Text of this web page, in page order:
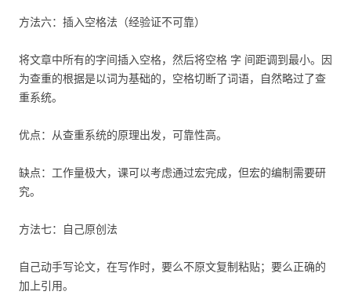
方法六：插入空格法（经验证不可靠）
将文章中所有的字间插入空格，然后将空格 字 间距调到最小。因
为查重的根据是以词为基础的，空格切断了词语，自然略过了查
重系统。
优点：从查重系统的原理出发，可靠性高。
缺点：工作量极大，课可以考虑通过宏完成，但宏的编制需要研
究。
方法七：自己原创法
自己动手写论文，在写作时，要么不原文复制粘贴；要么正确的
加上引用。